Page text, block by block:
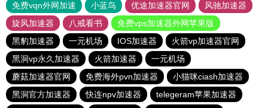
免费vqn外网加速
小蓝鸟 优途加速器官网
风驰加速器
旋风加速器
八戒看书
免费vps加速器外网苹果版
黑豹加速器
一元机场 IOS加速器
火箭vp加速器官网
黑洞vp永久加速器
火箭加速器
一元机场
蘑菇加速器官网
免费海外pvn加速器
小猫咪ciash加速器
黑洞官方加速器
快连npv加速器
telegeram苹果加速器